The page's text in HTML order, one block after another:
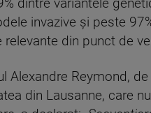
dintre variantele
invazive şi peste
relevante din punct de
Alexandre Reymond, de
din Lausanne, care